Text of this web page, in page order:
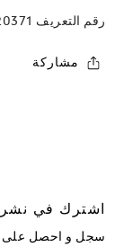
رقم التعريف
مشاركة
اشترك في